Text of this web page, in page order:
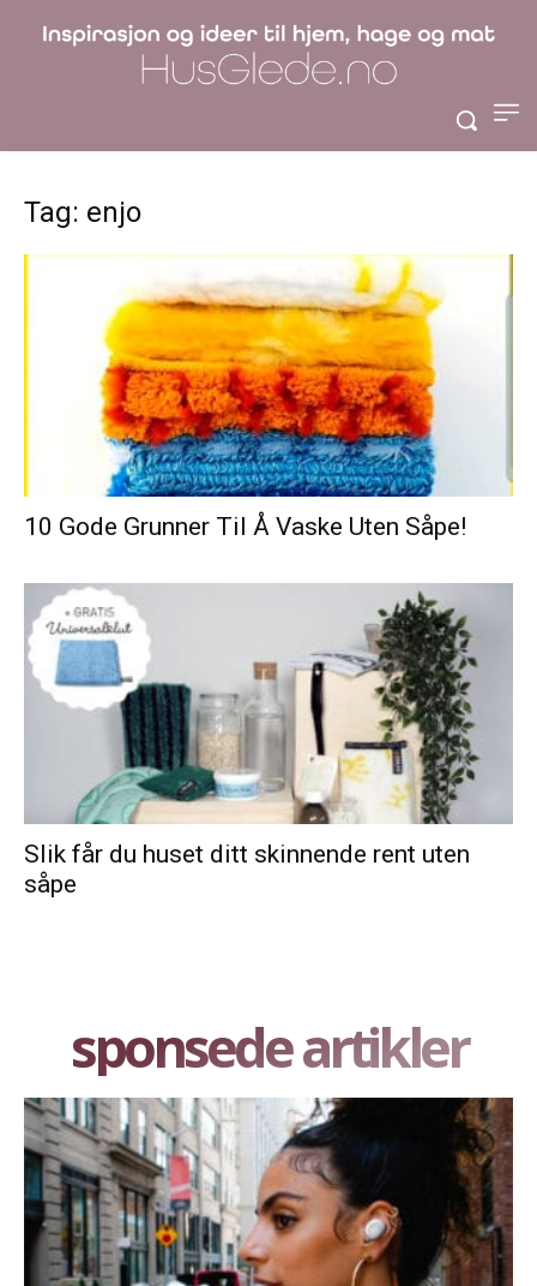
Tag: enjo
10 Gode Grunner Til Å Vaske Uten Såpe!
Slik får du huset ditt skinnende rent uten
såpe
sponsede artikler